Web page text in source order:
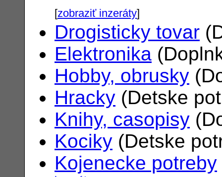
[zobraziť inzeráty]
Drogisticky tovar
Elektronika
Hobby, obrusky
Hracky (Detske
Knihy, casopisy
Kociky (Detske
Kojenecke potreby